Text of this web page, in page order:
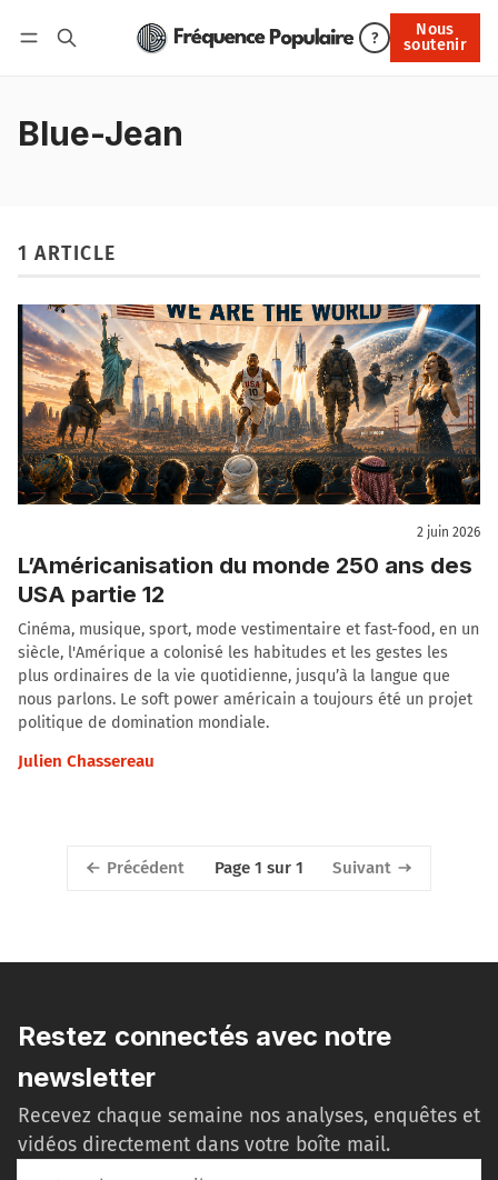
?
Nous
soutenir
Nous soutenir
Blue-Jean
1 ARTICLE
2 juin 2026
L’Américanisation du monde 250 ans des
USA partie 12
Cinéma, musique, sport, mode vestimentaire et fast-food, en un
siècle, l'Amérique a colonisé les habitudes et les gestes les
plus ordinaires de la vie quotidienne, jusqu’à la langue que
nous parlons. Le soft power américain a toujours été un projet
politique de domination mondiale.
Julien Chassereau
Précédent Page 1 sur 1 Suivant
Restez connectés avec notre
newsletter
Recevez chaque semaine nos analyses, enquêtes et
vidéos directement dans votre boîte mail.